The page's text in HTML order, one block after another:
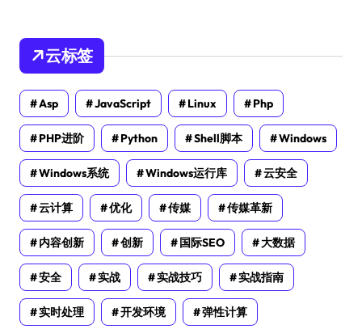
云标签
Asp JavaScript Linux Php
PHP进阶 Python Shell脚本 Windows
Windows系统 Windows运行库 云安全
云计算 优化 传媒 传媒革新
内容创新 创新 国际SEO 大数据
安全 实战 实战技巧 实战指南
实时处理 开发环境 弹性计算